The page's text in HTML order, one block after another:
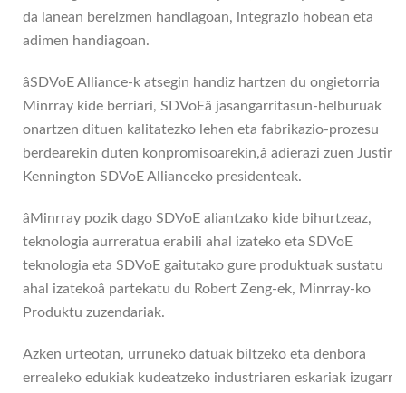
da lanean bereizmen handiagoan, integrazio hobean eta
adimen handiagoan.
âSDVoE Alliance-k atsegin handiz hartzen du ongietorria
Minrray kide berriari, SDVoEâ jasangarritasun-helburuak
onartzen dituen kalitatezko lehen eta fabrikazio-prozesu
berdearekin duten konpromisoarekin,â adierazi zuen Justin
Kennington SDVoE Allianceko presidenteak.
âMinrray pozik dago SDVoE aliantzako kide bihurtzeaz,
teknologia aurreratua erabili ahal izateko eta SDVoE
teknologia eta SDVoE gaitutako gure produktuak sustatu
ahal izatekoâ partekatu du Robert Zeng-ek, Minrray-ko
Produktu zuzendariak.
Azken urteotan, urruneko datuak biltzeko eta denbora
errealeko edukiak kudeatzeko industriaren eskariak izugarri